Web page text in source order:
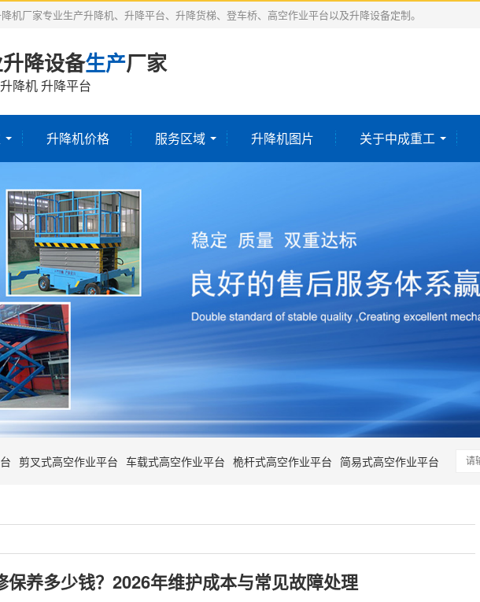
机厂家专业生产升降机、升降平台、升降货梯、登车桥、高空作业平台以及升降设备定制。
降设备生产厂家
降机 升降平台
升降机价格 服务区域 升降机图片 关于中成重工
剪叉式高空作业平台 车载式高空作业平台 桅杆式高空作业平台 简易式高空作业平台
保养多少钱？2026年维护成本与常见故障处理